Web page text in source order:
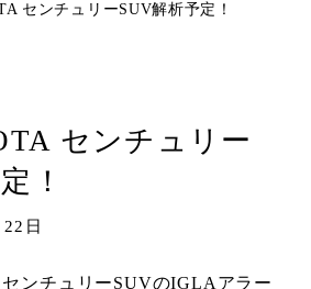
製品ラインナップ
Compatibility
Contact
センチュリーSUV解析予定！
センチュリー
！
日
ンチュリーSUVのIGLAアラー